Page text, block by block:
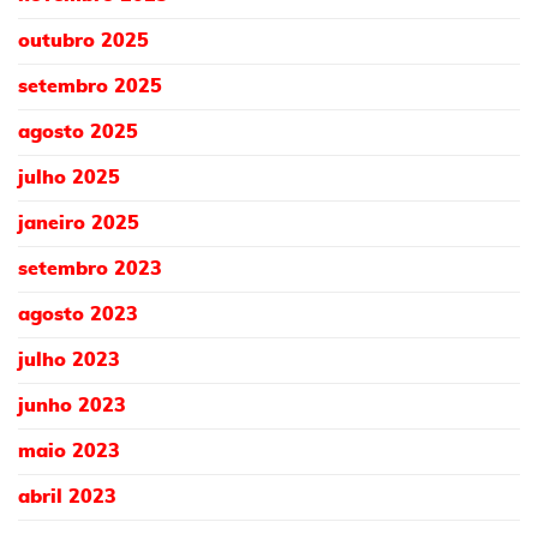
outubro 2025
setembro 2025
agosto 2025
julho 2025
janeiro 2025
setembro 2023
agosto 2023
julho 2023
junho 2023
maio 2023
abril 2023